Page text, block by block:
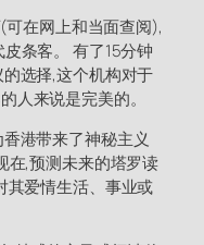
在网上和当面查阅),
条客。 有了15分钟
选择,这个机构对于
人来说是完美的。
港带来了神秘主义
在,预测未来的塔罗读
其爱情生活、事业或